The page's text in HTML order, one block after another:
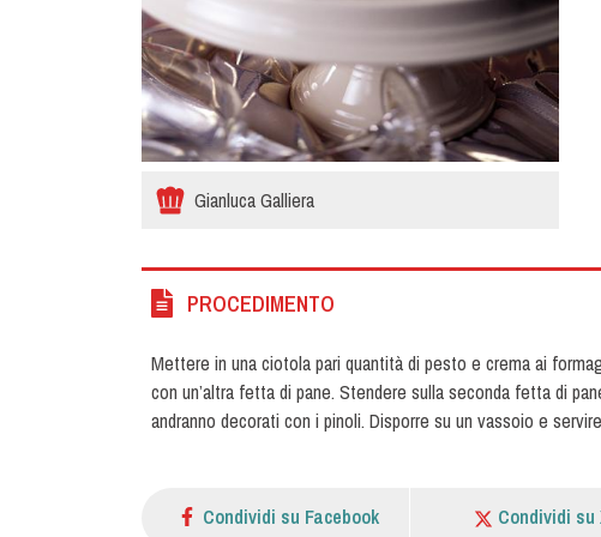
Gianluca Galliera
PROCEDIMENTO
Mettere in una ciotola pari quantità di pesto e crema ai
con un’altra fetta di pane. Stendere sulla seconda fetta di
andranno decorati con i pinoli. Disporre su un vassoio e
Condividi su Facebook Condividi su